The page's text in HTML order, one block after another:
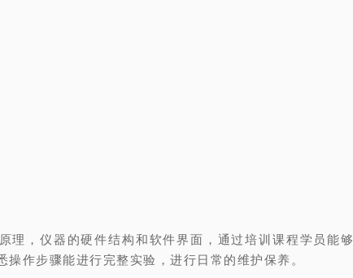
理，仪器的硬件结构和软件界面，通过培训课程学员能够
操作步骤能进行完整实验，进行日常的维护保养。